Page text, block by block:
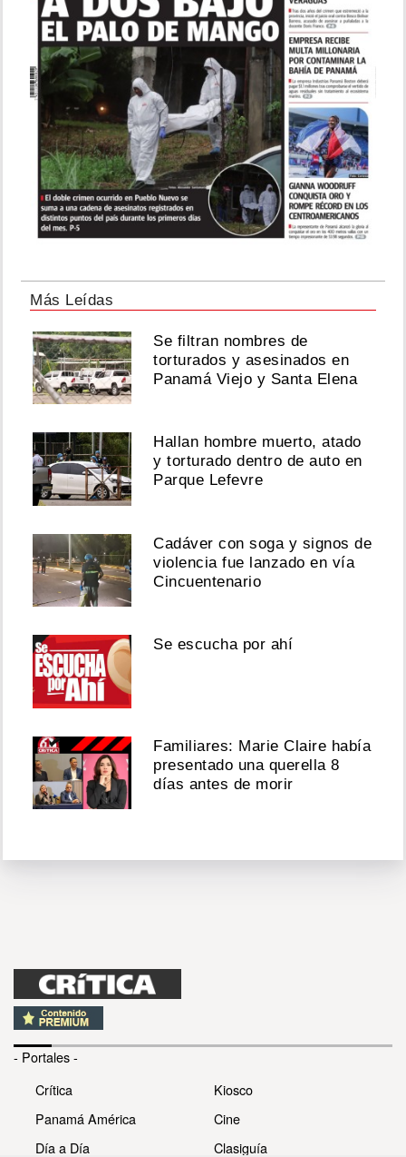
Más Leídas
Se filtran nombres de
torturados y asesinados en
Panamá Viejo y Santa Elena
Hallan hombre muerto, atado
y torturado dentro de auto en
Parque Lefevre
Cadáver con soga y signos de
violencia fue lanzado en vía
Cincuentenario
Se escucha por ahí
Familiares: Marie Claire había
presentado una querella 8
días antes de morir
- Portales -
Crítica
Panamá América
Día a Día
Kiosco
Cine
Clasiguía